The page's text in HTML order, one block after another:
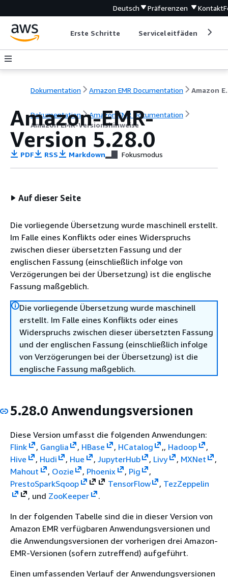
Deutsch Präferenzen Kontakt
Erste Schritte Serviceleitfäden
Dokumentation Amazon EMR Documentation
Dokumentation
Amazon EMR Documentation
Amazon EMR-Versionshinweise
Amazon-EMR-
Version 5.28.0
PDF RSS Markdown Fokusmodus
Auf dieser Seite
Die vorliegende Übersetzung wurde maschinell erstellt.
Im Falle eines Konflikts oder eines Widerspruchs
zwischen dieser übersetzten Fassung und der
englischen Fassung (einschließlich infolge von
Verzögerungen bei der Übersetzung) ist die englische
Fassung maßgeblich.
Die vorliegende Übersetzung wurde maschinell
erstellt. Im Falle eines Konflikts oder eines
Widerspruchs zwischen dieser übersetzten Fassung
und der englischen Fassung (einschließlich infolge
von Verzögerungen bei der Übersetzung) ist die
englische Fassung maßgeblich.
5.28.0 Anwendungsversionen
Diese Version umfasst die folgenden Anwendungen:
Flink
, Ganglia , HBase , HCatalog ,, Hadoop
,
Hive
, Hudi , Hue , JupyterHub , Livy , MXNet
,
Mahout
, Oozie , Phoenix , Pig
,
PrestoSparkSqoop TensorFlow , TezZeppelin
, und ZooKeeper
.
In der folgenden Tabelle sind die in dieser Version von
Amazon EMR verfügbaren Anwendungsversionen und
die Anwendungsversionen der vorherigen drei Amazon-
EMR-Versionen (sofern zutreffend) aufgeführt.
Einen umfassenden Verlauf der Anwendungsversionen